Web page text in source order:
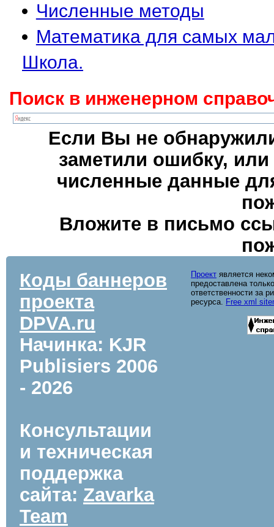
Численные методы
Математика для самых
Школа.
Поиск в инженерном
Если Вы не
заметили ошибку,
численные данные
Вложите в письмо
Коды баннеров
проекта
DPVA.ru
Начинка: KJR
Publisiers 2006
- 2026
Консультации
и техническая
поддержка
сайта: Zavarka
Team
Проект является
предоставлена
ответственности за
ресурса. Free xml